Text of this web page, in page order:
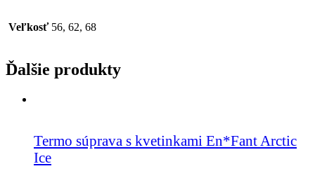
Veľkosť 56, 62, 68
Ďalšie produkty
Termo súprava s kvetinkami En*Fant Arctic
Ice